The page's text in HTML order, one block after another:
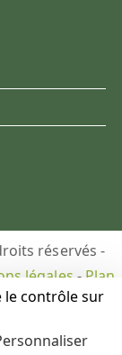
réservés -
légales - Plan
le contrôle sur